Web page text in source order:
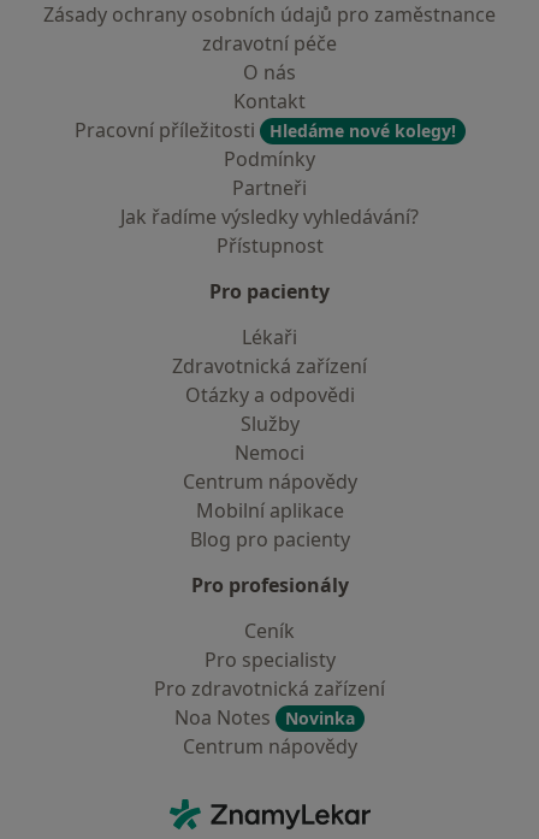
Zásady ochrany osobních údajů pro zaměstnance
zdravotní péče
O nás
Kontakt
Pracovní příležitosti
Hledáme nové kolegy!
Podmínky
Partneři
Jak řadíme výsledky vyhledávání?
Přístupnost
Pro pacienty
Lékaři
Zdravotnická zařízení
Otázky a odpovědi
Služby
Nemoci
Centrum nápovědy
Mobilní aplikace
Blog pro pacienty
Pro profesionály
Ceník
Pro specialisty
Pro zdravotnická zařízení
Noa Notes
Novinka
Centrum nápovědy
ZnamyLekar - Hlavní stránka